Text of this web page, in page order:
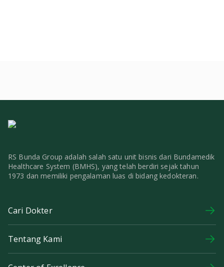
RS Bunda Group adalah salah satu unit bisnis dari Bundamedik
Healthcare System (BMHS), yang telah berdiri sejak tahun
1973 dan memiliki pengalaman luas di bidang kedokteran.
Cari Dokter
Tentang Kami